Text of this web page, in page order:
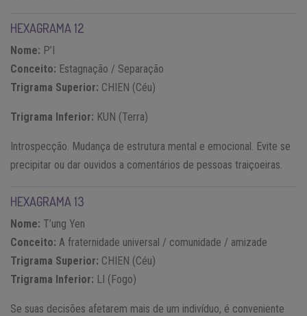
HEXAGRAMA 12
Nome: P’I
Conceito: Estagnação / Separação
Trigrama Superior: CHIEN (Céu)
Trigrama Inferior: KUN (Terra)
Introspecção. Mudança de estrutura mental e emocional. Evite se
precipitar ou dar ouvidos a comentários de pessoas traiçoeiras.
HEXAGRAMA 13
Nome: T’ung Yen
Conceito: A fraternidade universal / comunidade / amizade
Trigrama Superior: CHIEN (Céu)
Trigrama Inferior: LI (Fogo)
Se suas decisões afetarem mais de um indivíduo, é conveniente